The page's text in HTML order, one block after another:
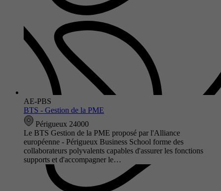
AE-PBS
BTS - Gestion de la PME
Périgueux 24000
Le BTS Gestion de la PME proposé par l'Alliance
européenne - Périgueux Business School forme des
collaborateurs polyvalents capables d'assurer les fonctions
supports et d'accompagner le…